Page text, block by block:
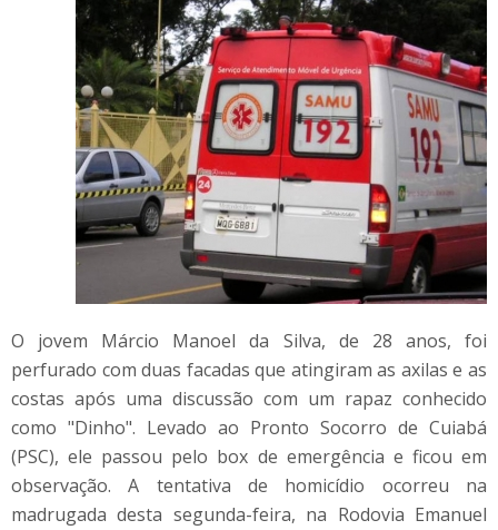
O jovem Márcio Manoel da Silva, de 28 anos, foi
perfurado com duas facadas que atingiram as axilas e as
costas após uma discussão com um rapaz conhecido
como "Dinho". Levado ao Pronto Socorro de Cuiabá
(PSC), ele passou pelo box de emergência e ficou em
observação. A tentativa de homicídio ocorreu na
madrugada desta segunda-feira, na Rodovia Emanuel